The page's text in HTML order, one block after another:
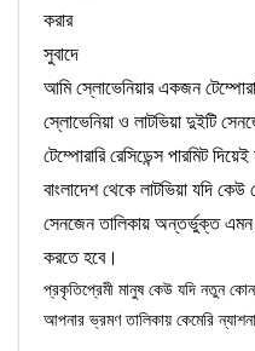
করার
সুবাদে
আমি স্লোভেনিয়ার একজন
স্লোভেনিয়া ও লাটভিয়া দুইটি
টেম্পোরারি রেসিডেন্স পারমিট
বাংলাদেশ থেকে লাটভিয়া যদি
সেনজেন তালিকায় অন্তর্ভুক্ত
করতে হবে।
প্রকৃতিপ্রেমী মানুষ কেউ যদি নতুন
আপনার ভ্রমণ তালিকায় কেমেরি